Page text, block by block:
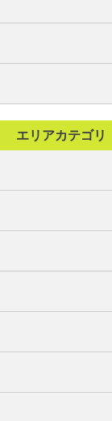
エリアカテゴリ